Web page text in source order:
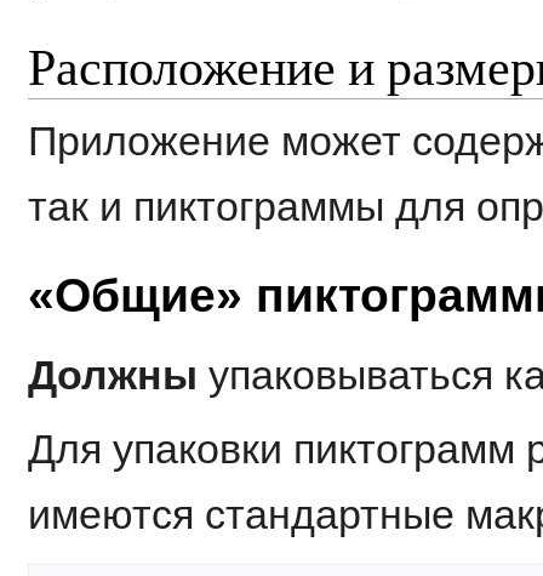
Расположение и
Приложение может
так и пиктограммы для
«Общие»
Должны упаковываться
Для упаковки
имеются стандартные